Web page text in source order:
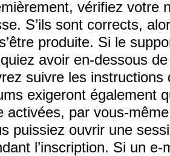
vérifiez votre
S’ils sont corrects,
produite. Si le
avoir en-dessous
suivre les
exigeront également
activées, par vous-
puissiez ouvrir une
l’inscription. Si un